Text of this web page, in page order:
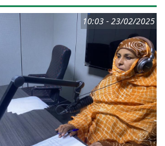
23/02/2025 - 10:03